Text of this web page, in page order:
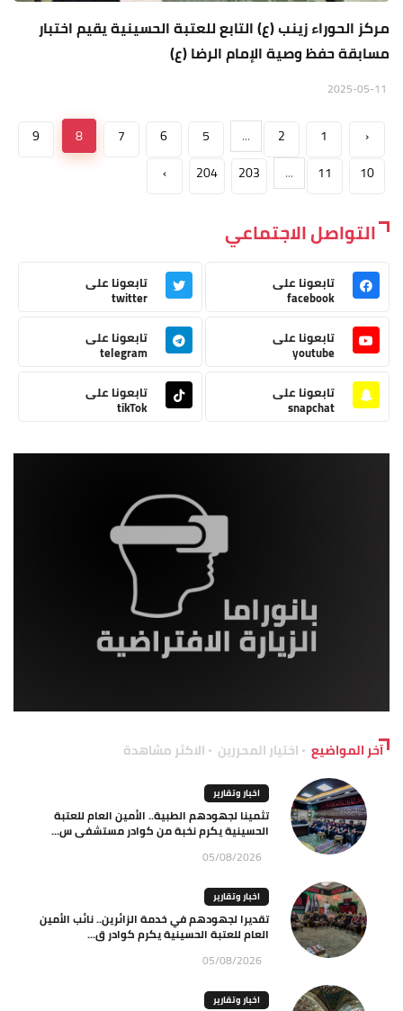
مركز الحوراء زينب (ع) التابع للعتبة الحسينية يقيم اختبار
مسابقة حفظ وصية الإمام الرضا (ع)
‹
1
2
...
5
6
7
8
9
10
11
...
203
204
›
التواصل الاجتماعي
تابعونا على
facebook
تابعونا على
twitter
تابعونا على
youtube
تابعونا على
telegram
تابعونا على
snapchat
تابعونا على
tikTok
آخر المواضيع اختيار المحررين الاكثر مشاهدة
اخبار وتقارير
تثمينا لجهودهم الطبية.. الأمين العام للعتبة
الحسينية يكرم نخبة من كوادر مستشفى س...
05/08/2026
اخبار وتقارير
تقديرا لجهودهم في خدمة الزائرين.. نائب الأمين
العام للعتبة الحسينية يكرم كوادر ق...
05/08/2026
اخبار وتقارير